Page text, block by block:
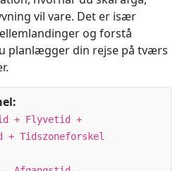
vil vare. Det er især
og forstå
planlægger din rejse på tværs
+ Flyvetid +
+ Tidszoneforskel